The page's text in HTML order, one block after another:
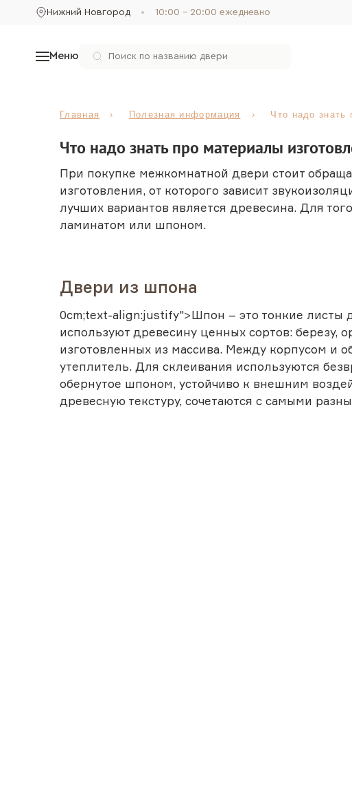
Нижний Новгород 10:00 - 20:00 ежедневно
Меню
Главная Полезная информация Что надо знать
Что надо знать про материалы
При покупке межкомнатной двери стоит
изготовления, от которого зависит
лучших вариантов является древесина. Для
ламинатом или шпоном.
Двери из шпона
0cm;text-align:justify">Шпон – это тонкие листы
используют древесину ценных сортов: березу,
изготовленных из массива. Между корпусом
утеплитель. Для склеивания используются
обернутое шпоном, устойчиво к внешним
древесную текстуру, сочетаются с самыми